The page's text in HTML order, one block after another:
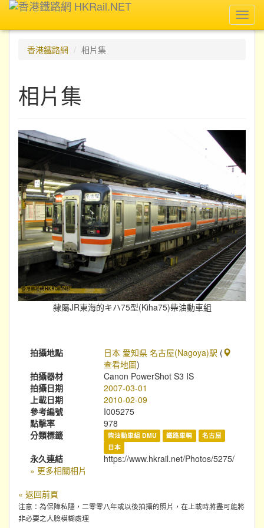
香港鐵路網
相片集
相片集
隸屬JR東海的キハ75型(Kiha75)柴油動車組
拍攝地點 日本 愛知県 名古屋(Nagoya)駅 (
查看地圖)
拍攝器材
Canon PowerShot S3 IS
拍攝日期
2007-03-01
上載日期
2010-02-09
參考編號
I005275
點擊率
978
分類標籤
柴油動車組 DMU 鐵路車輛
名古屋
日本
永久連結
https://www.hkrail.net/Photos/5275/
» 更多相關相片
« 返回前頁
注意：為保障私隱，二零零八年或以後拍攝的照片，在上載時將盡可能將
非必要之人臉模糊處理